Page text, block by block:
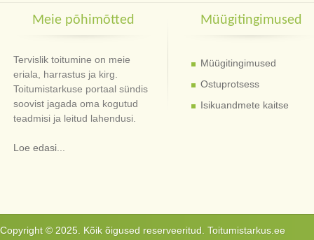
Meie põhimõtted
Tervislik toitumine on meie
eriala, harrastus ja kirg.
Toitumistarkuse portaal sündis
soovist jagada oma kogutud
teadmisi ja leitud lahendusi.
Loe edasi...
Müügitingimused
Müügitingimused
Ostuprotsess
Isikuandmete kaitse
Copyright © 2025. Kõik õigused reserveeritud. Toitumistarkus.ee